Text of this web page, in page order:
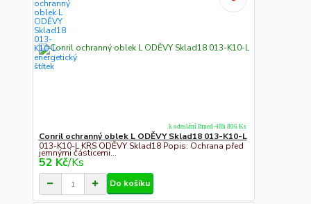
Conril ochranný oblek L ODĚVY Sklad18 013-K10-L
013-K10-L KRS ODĚVY Sklad18 Popis: Ochrana před
jemnými částicemi...
52 Kč/Ks
k odeslání Ihned-48h 806 Ks
Do košíku